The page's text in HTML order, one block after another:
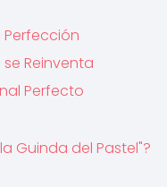
Perfección
Reinventa
Perfecto
Guinda del Pastel"?